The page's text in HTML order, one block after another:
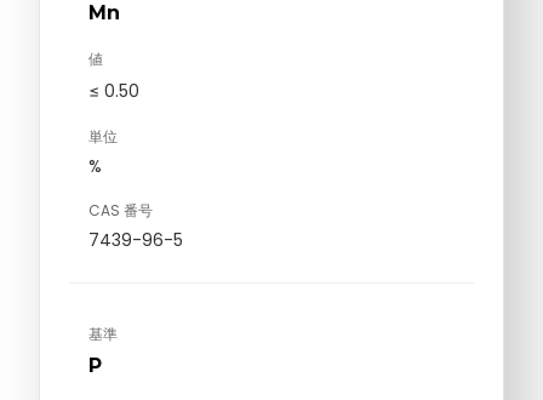
Mn
値
≤ 0.50
単位
%
CAS 番号
7439-96-5
基準
P